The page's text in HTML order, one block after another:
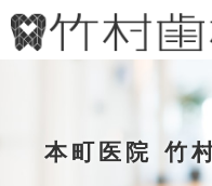
本町医院 竹